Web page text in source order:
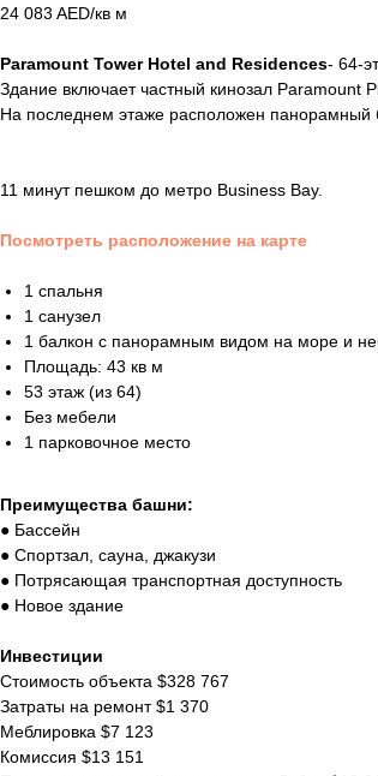
24 083 AED/кв м
Paramount Tower Hotel and Residences- 64-
Здание включает частный кинозал Paramount
На последнем этаже расположен панорамный
11 минут пешком до метро Business Bay.
Посмотреть расположение на карте
1 спальня
1 санузел
1 балкон с панорамным видом на море и
Площадь: 43 кв м
53 этаж (из 64)
Без мебели
1 парковочное место
Преимущества башни:
● Бассейн
● Спортзал, сауна, джакузи
● Потрясающая транспортная доступность
● Новое здание
Инвестиции
Стоимость объекта $328 767
Затраты на ремонт $1 370
Меблировка $7 123
Комиссия $13 151